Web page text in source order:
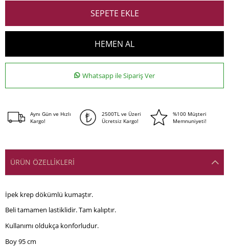
Whatsapp ile Sipariş Ver
Aynı Gün ve Hızlı
Kargo!
2500TL ve Üzeri
Ücretsiz Kargo!
%100 Müşteri
Memnuniyeti!
ÜRÜN ÖZELLIKLERI
İpek krep dökümlü kumaştır.
Beli tamamen lastiklidir. Tam kalıptır.
Kullanımı oldukça konforludur.
Boy 95 cm